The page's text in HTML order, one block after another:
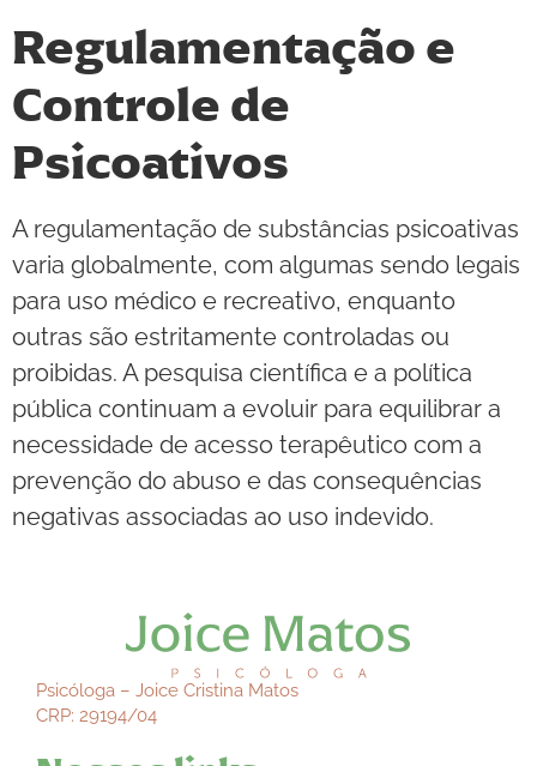
Regulamentação e
Controle de
Psicoativos
A regulamentação de substâncias psicoativas
varia globalmente, com algumas sendo legais
para uso médico e recreativo, enquanto
outras são estritamente controladas ou
proibidas. A pesquisa científica e a política
pública continuam a evoluir para equilibrar a
necessidade de acesso terapêutico com a
prevenção do abuso e das consequências
negativas associadas ao uso indevido.
Psicóloga – Joice Cristina Matos
CRP: 29194/04